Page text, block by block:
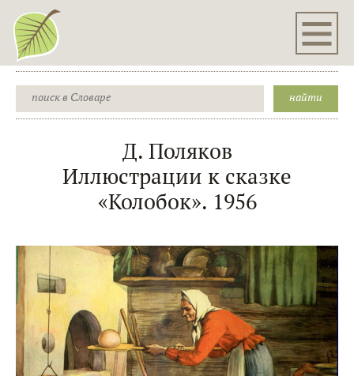
Д. Поляков
Иллюстрации к сказке
«Колобок». 1956